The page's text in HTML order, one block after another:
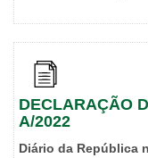
DECLARAÇÃO
A/2022
Diário da República